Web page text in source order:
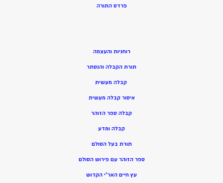
פרדס התורה
רוחניות והעצמה
תורת הקבלה והנסתר
קבלה מעשית
איסור קבלה מעשית
קבלה ספר הזוהר
קבלה ומדע
תורת בעל הסולם
ספר הזוהר עם פירוש הסולם
עץ חיים האר”י הקדוש